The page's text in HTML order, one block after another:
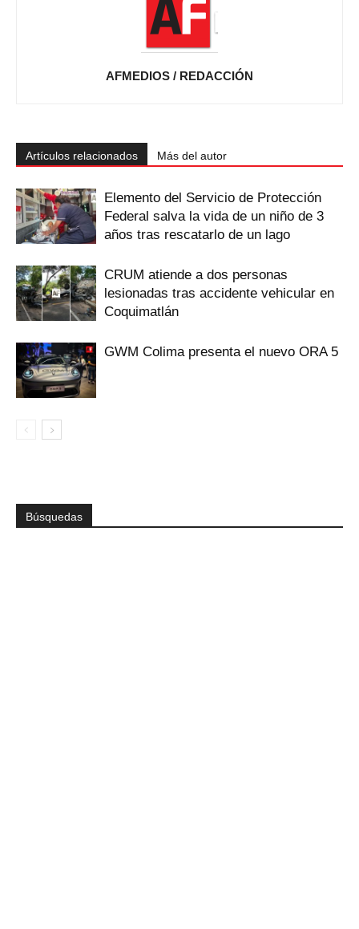
AFMEDIOS / REDACCIÓN
Artículos relacionados Más del autor
Elemento del Servicio de Protección
Federal salva la vida de un niño de 3
años tras rescatarlo de un lago
CRUM atiende a dos personas
lesionadas tras accidente vehicular en
Coquimatlán
GWM Colima presenta el nuevo ORA 5
Búsquedas